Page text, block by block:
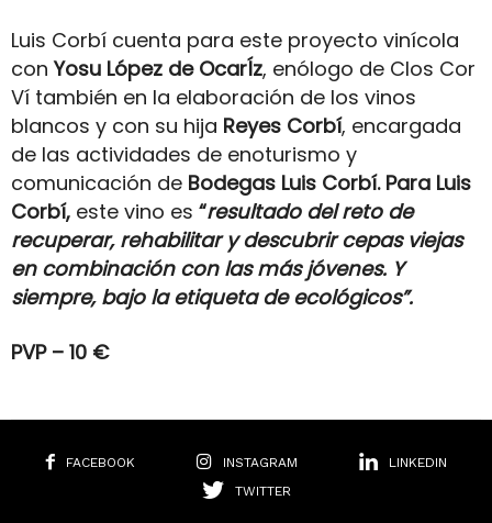
Luis Corbí cuenta para este proyecto vinícola
conYosu López de OcarÍz, enólogo de Clos Cor
Ví también en la elaboración de los vinos
blancos y con su hija Reyes Corbí, encargada
de las actividades de enoturismo y
comunicación de Bodegas Luis Corbí. Para Luis
Corbí, este vino es “resultado del reto de
recuperar, rehabilitar y descubrir cepas viejas
en combinación con las más jóvenes. Y
siempre, bajo la etiqueta de ecológicos”.
PVP – 10 €
FACEBOOK INSTAGRAM
LINKEDIN
TWITTER